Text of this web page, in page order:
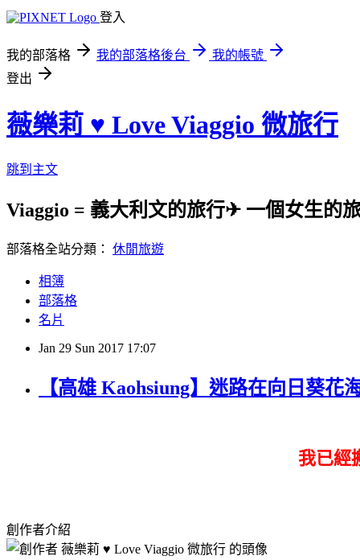
登入
我的部落格 我的部落格後台
我的帳號
登出
薇樂莉 ♥ Love Viaggio 微旅行
跳到主文
Viaggio = 義大利文的旅行✈ 一個女生的
部落格全站分類： 休閒旅遊
相簿
部落格
名片
Jan 29 Sun 2017 17:07
【高雄 Kaohsiung】迷路在向日葵
我已經
創作者介紹